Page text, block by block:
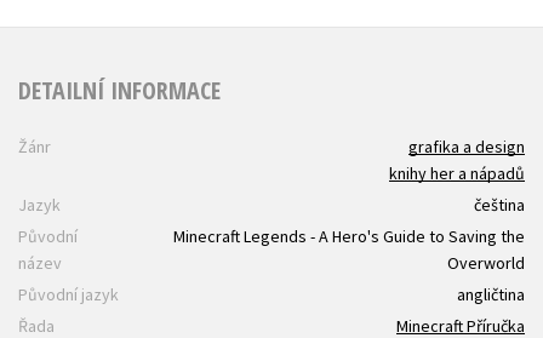
DETAILNÍ INFORMACE
Žánr
grafika a design
knihy her a nápadů
Jazyk
čeština
Původní
název
Minecraft Legends - A Hero's Guide to Saving the
Overworld
Původní jazyk
angličtina
Řada
Minecraft Příručka